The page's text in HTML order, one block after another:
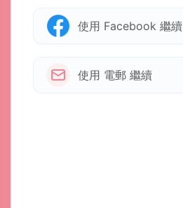
使用 Facebook 繼續
使用 電郵 繼續